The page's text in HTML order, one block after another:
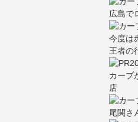
広島で
今度は
王者の
カープ
店
尾関さ